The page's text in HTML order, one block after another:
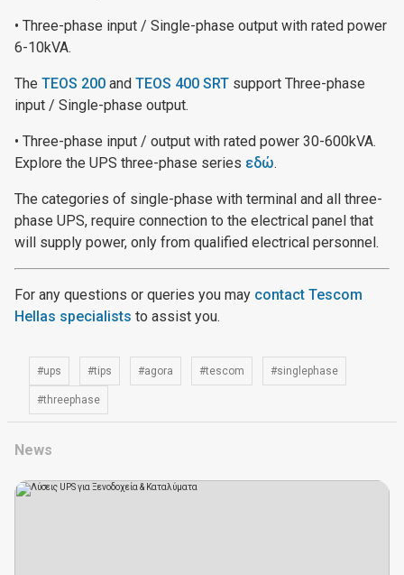
• Three-phase input / Single-phase output with rated power
6-10kVA.
The TEOS 200 and TEOS 400 SRT support Three-phase
input / Single-phase output.
• Three-phase input / output with rated power 30-600kVA.
Explore the UPS three-phase series εδώ.
The categories of single-phase with terminal and all three-
phase UPS, require connection to the electrical panel that
will supply power, only from qualified electrical personnel.
For any questions or queries you may contact Tescom
Hellas specialists to assist you.
#ups #tips #agora #tescom #singlephase
#threephase
News